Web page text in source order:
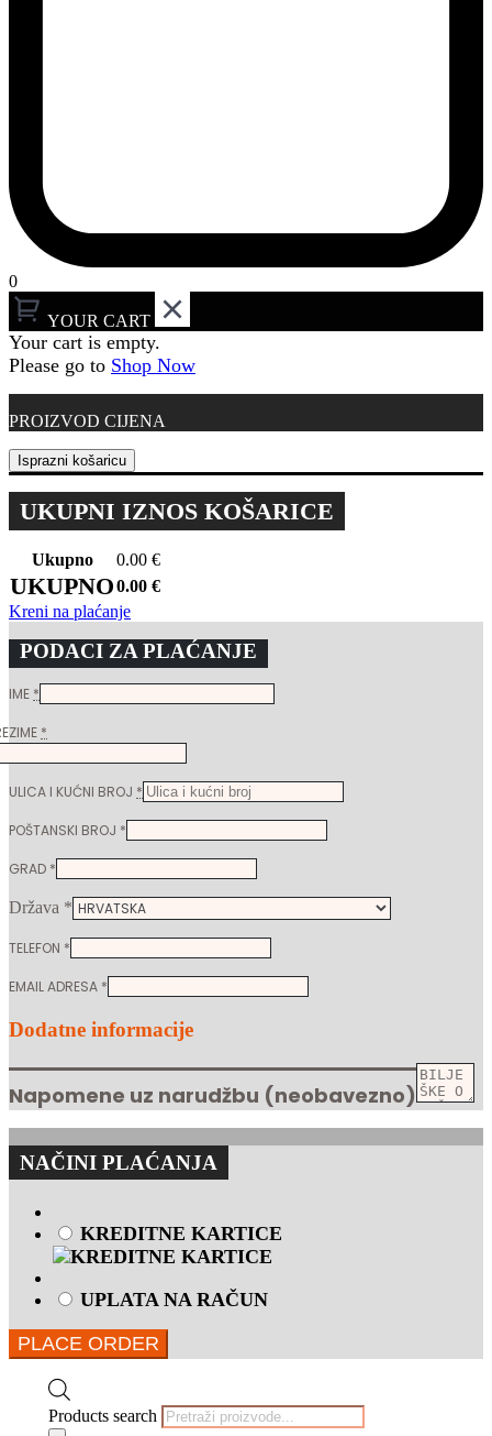
0
YOUR CART
Your cart is empty.
Please go to Shop Now
PROIZVOD CIJENA
Isprazni košaricu
UKUPNI IZNOS KOŠARICE
Ukupno 0.00 €
UKUPNO0.00 €
Kreni na plaćanje
PODACI ZA PLAĆANJE
IME *
*
ULICA I KUĆNI BROJ *
POŠTANSKI BROJ *
GRAD *
Država *
TELEFON *
EMAIL ADRESA *
Dodatne informacije
Napomene uz narudžbu (neobavezno)
NAČINI PLAĆANJA
KREDITNE KARTICE
UPLATA NA RAČUN
PLACE ORDER
Products search